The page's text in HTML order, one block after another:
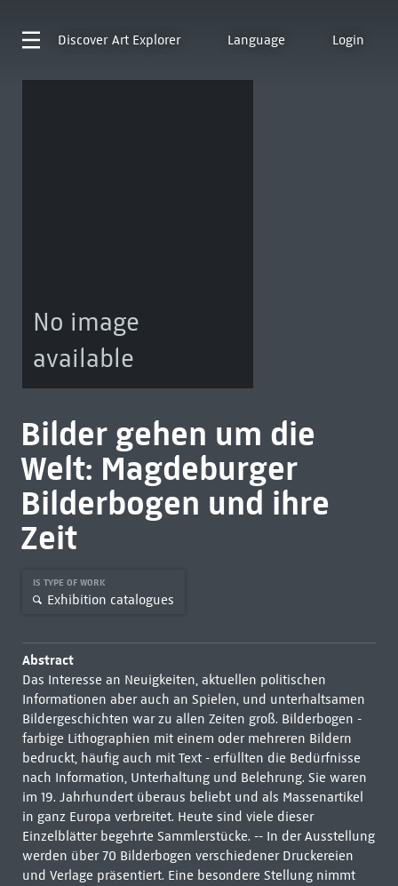
Discover Art Explorer Language Login
No image
available
Bilder gehen um die
Welt: Magdeburger
Bilderbogen und ihre
Zeit
IS TYPE OF WORK
Exhibition catalogues
Abstract
Das Interesse an Neuigkeiten, aktuellen politischen
Informationen aber auch an Spielen, und unterhaltsamen
Bildergeschichten war zu allen Zeiten groß. Bilderbogen -
farbige Lithographien mit einem oder mehreren Bildern
bedruckt, häufig auch mit Text - erfüllten die Bedürfnisse
nach Information, Unterhaltung und Belehrung. Sie waren
im 19. Jahrhundert überaus beliebt und als Massenartikel
in ganz Europa verbreitet. Heute sind viele dieser
Einzelblätter begehrte Sammlerstücke. -- In der Ausstellung
werden über 70 Bilderbogen verschiedener Druckereien
und Verlage präsentiert. Eine besondere Stellung nimmt